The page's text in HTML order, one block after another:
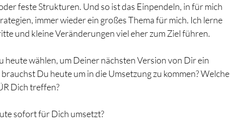
feste Strukturen. Und so ist das Einpendeln, in für mich
immer wieder ein großes Thema für mich. Ich lerne
und kleine Veränderungen viel eher zum Ziel führen.
wählen, um Deiner nächsten Version von Dir ein
Du heute um in die Umsetzung zu kommen? Welche
Dich treffen?
sofort für Dich umsetzt?